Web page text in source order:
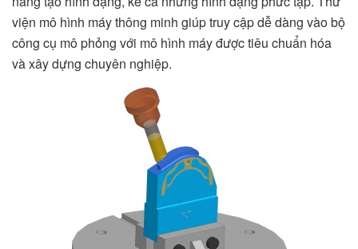
viện mô hình máy thông minh giúp truy cập dễ dàng vào bộ
công cụ mô phỏng với mô hình máy được tiêu chuẩn hóa
và xây dựng chuyên nghiệp.